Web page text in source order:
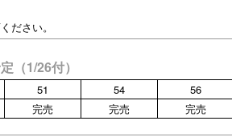
ださい。
（1/26付）
51 54
56
完売 完売 完売